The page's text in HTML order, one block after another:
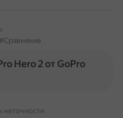
#Сравнение
Hero 2 от GoPro
неточности